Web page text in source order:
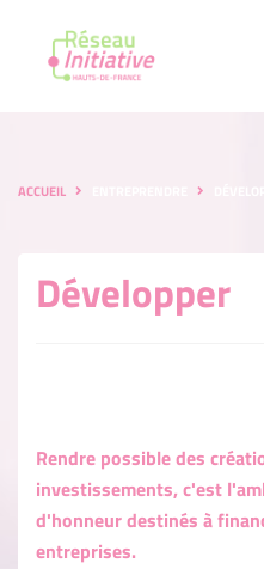
ACCUEIL
Développer
Rendre possible des
investissements, c'est
d'honneur destinés à
entreprises.